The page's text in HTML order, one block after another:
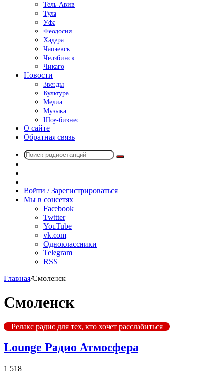
Тель-Авив
Тула
Уфа
Феодосия
Хадера
Чапаевск
Челябинск
Чикаго
Новости
Звезды
Культура
Медиа
Музыка
Шоу-бизнес
О сайте
Обратная связь
Поиск
радио
Войти / Зарегистрироваться
Мы в соцсетях
Facebook
Twitter
YouTube
vk.com
Одноклассники
Telegram
RSS
Главная/Смоленск
Смоленск
Релакс радио для тех, кто хочет расслабиться
Lounge Радио Атмосфера
1 518